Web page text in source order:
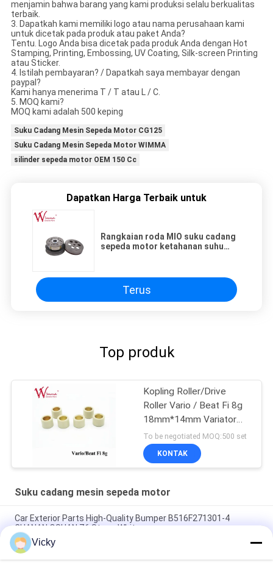
menjamin bahwa barang yang kami produksi selalu berkualitas
terbaik.
3. Dapatkah kami memiliki logo atau nama perusahaan kami
untuk dicetak pada produk atau paket Anda?
Tentu. Logo Anda bisa dicetak pada produk Anda dengan Hot
Stamping, Printing, Embossing, UV Coating, Silk-screen Printing
atau Sticker.
4. Istilah pembayaran? / Dapatkah saya membayar dengan
paypal?
Kami hanya menerima T / T atau L / C.
5. MOQ kami?
MOQ kami adalah 500 keping
Suku Cadang Mesin Sepeda Motor CG125
Suku Cadang Mesin Sepeda Motor WIMMA
silinder sepeda motor OEM 150 Cc
Dapatkan Harga Terbaik untuk
Rangkaian roda MIO suku cadang
sepeda motor ketahanan suhu
Terus
Top produk
Kopling Roller/Drive
Roller Vario / Beat Fi 8g
18mm*14mm Variator
Karet & Paduan
To be negotiated MOQ:500 set
KONTAK
Suku cadang mesin sepeda motor
Car Exterior Parts High-Quality Bumper B516F271301-4
CHANAN OSHAN​ Z6 Starry White
Motor starter Honda EX5 Mesin Sepeda Motor suku cadang
Grosir Murah Dengan Kinerja Tinggi
Vicky